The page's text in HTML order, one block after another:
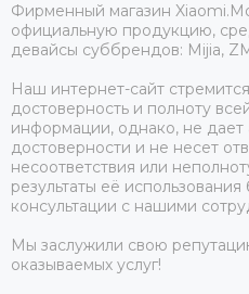
Фирменный магазин
официальную продукцию,
девайсы суббрендов: Mijia,
Наш интернет-сайт
достоверность и полноту
информации, однако, не дает
достоверности и не несет
несоответствия или
результаты её
консультации с нашими
Мы заслужили свою
оказываемых услуг!